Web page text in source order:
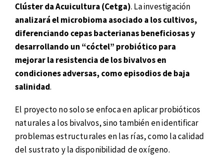
Clúster da Acuicultura (Cetga). La investigación
analizará el microbioma asociado a los cultivos,
diferenciando cepas bacterianas beneficiosas y
desarrollando un “cóctel” probiótico para
mejorar la resistencia de los bivalvos en
condiciones adversas, como episodios de baja
salinidad.
El proyecto no solo se enfoca en aplicar probióticos
naturales a los bivalvos, sino también en identificar
problemas estructurales en las rías, como la calidad
del sustrato y la disponibilidad de oxígeno.